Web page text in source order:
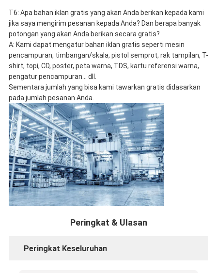
T6: Apa bahan iklan gratis yang akan Anda berikan kepada kami
jika saya mengirim pesanan kepada Anda? Dan berapa banyak
potongan yang akan Anda berikan secara gratis?
A: Kami dapat mengatur bahan iklan gratis seperti mesin
pencampuran, timbangan/skala, pistol semprot, rak tampilan, T-
shirt, topi, CD, poster, peta warna, TDS, kartu referensi warna,
pengatur pencampuran... dll.
Sementara jumlah yang bisa kami tawarkan gratis didasarkan
pada jumlah pesanan Anda.
Peringkat & Ulasan
Peringkat Keseluruhan